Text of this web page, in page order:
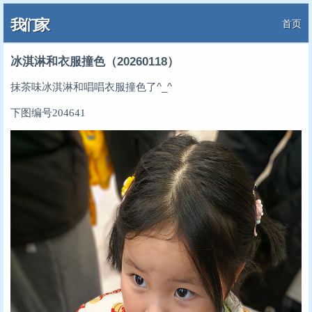
我们家 首页
冰淇淋和衣服撞色（20260118）
抹茶味冰淇淋和唱唱衣服撞色了^_^
下图编号204641